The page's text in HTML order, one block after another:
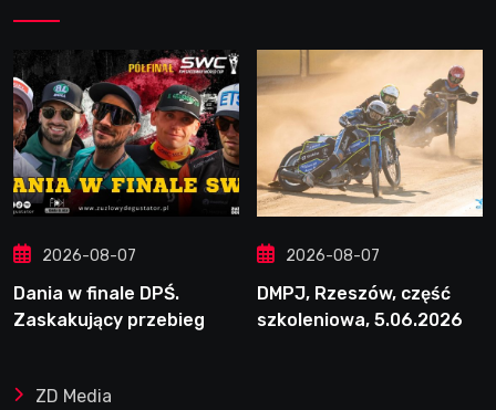
2026-08-07
Dania w finale DPŚ.
Zaskakujący przebieg
2026-08-07
DMPJ, Rzeszów, część
szkoleniowa, 5.06.2026
ZD Media